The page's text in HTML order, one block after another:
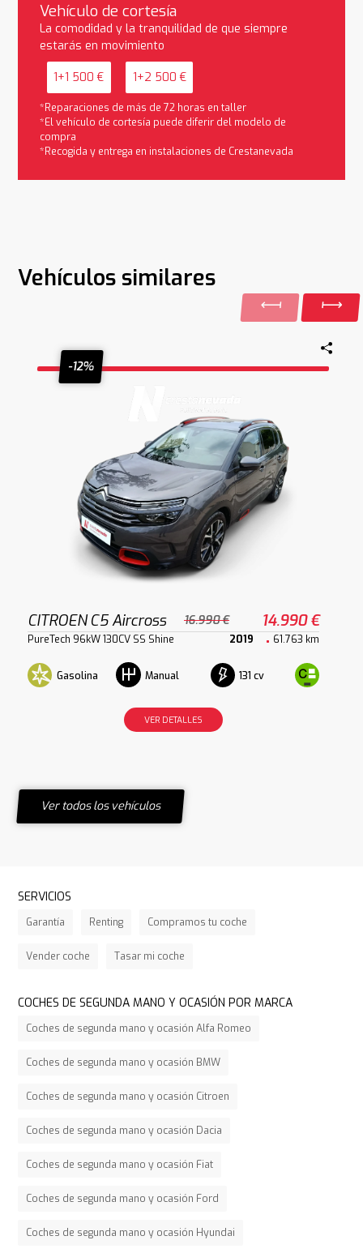
Vehículo de cortesía
La comodidad y la tranquilidad de que siempre
estarás en movimiento
1+1 500 € 1+2 500 €
*Reparaciones de más de 72 horas en taller
*El vehículo de cortesía puede diferir del modelo de
compra
*Recogida y entrega en instalaciones de Crestanevada
Vehículos similares
-12%
CITROEN C5 Aircross 16.990 € 14.990 €
PureTech 96kW 130CV SS Shine 2019 61.763 km
Gasolina Manual 131 cv
VER DETALLES
Ver todos los vehículos
SERVICIOS
Garantía Renting Compramos tu coche
Vender coche Tasar mi coche
COCHES DE SEGUNDA MANO Y OCASIÓN POR MARCA
Coches de segunda mano y ocasión Alfa Romeo
Coches de segunda mano y ocasión BMW
Coches de segunda mano y ocasión Citroen
Coches de segunda mano y ocasión Dacia
Coches de segunda mano y ocasión Fiat
Coches de segunda mano y ocasión Ford
Coches de segunda mano y ocasión Hyundai